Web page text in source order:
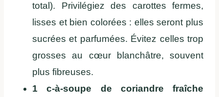
total). Privilégiez des carottes fermes,
lisses et bien colorées : elles seront plus
sucrées et parfumées. Évitez celles trop
grosses au cœur blanchâtre, souvent
plus fibreuses.
1 c-à-soupe de coriandre fraîche